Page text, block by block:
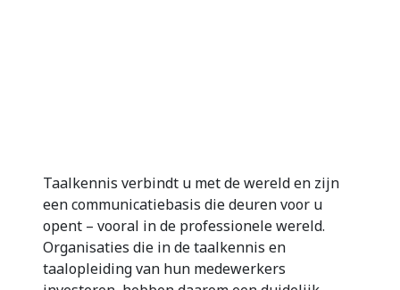
Taalkennis verbindt u met de wereld en zijn
een communicatiebasis die deuren voor u
opent – vooral in de professionele wereld.
Organisaties die in de taalkennis en
taalopleiding van hun medewerkers